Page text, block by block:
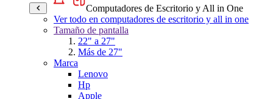
Computadores de Escritorio y All in One
Ver todo en computadores de escritorio y all in one
Tamaño de pantalla
22" a 27"
Más de 27"
Marca
Lenovo
Hp
Apple